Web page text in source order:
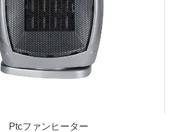
Ptcファンヒーター